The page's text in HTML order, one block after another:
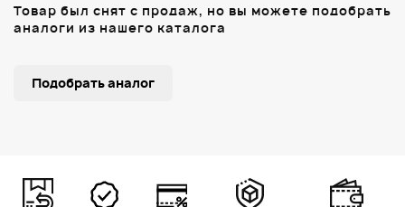
Товар был снят с продаж, но вы можете подобрать
аналоги из нашего каталога
Подобрать аналог